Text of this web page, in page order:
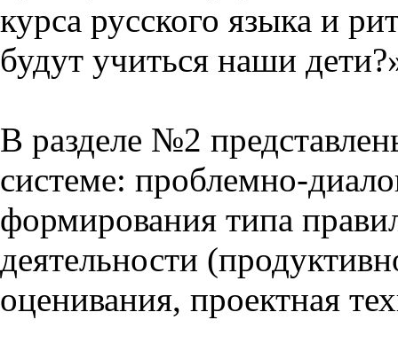
курса русского языка и
будут учиться наши
В разделе №2
системе: проблемно-
формирования типа
деятельности
оценивания, проектная